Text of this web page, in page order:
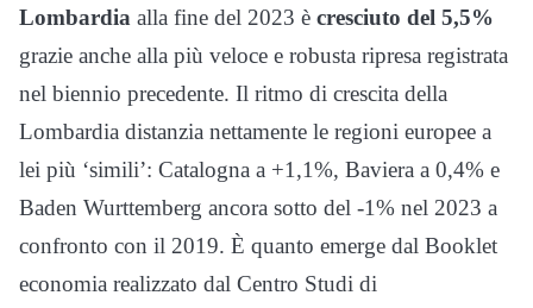
Lombardia alla fine del 2023 è cresciuto del 5,5%
grazie anche alla più veloce e robusta ripresa registrata
nel biennio precedente. Il ritmo di crescita della
Lombardia distanzia nettamente le regioni europee a
lei più ‘simili’: Catalogna a +1,1%, Baviera a 0,4% e
Baden Wurttemberg ancora sotto del -1% nel 2023 a
confronto con il 2019. È quanto emerge dal Booklet
economia realizzato dal Centro Studi di